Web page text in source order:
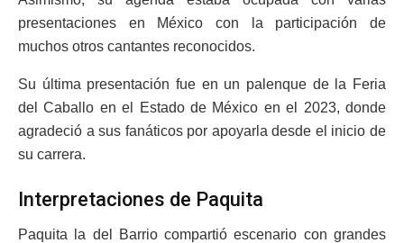
presentaciones en México con la participación de
muchos otros cantantes reconocidos.
Su última presentación fue en un palenque de la Feria
del Caballo en el Estado de México en el 2023, donde
agradeció a sus fanáticos por apoyarla desde el inicio de
su carrera.
Interpretaciones de Paquita
Paquita la del Barrio compartió escenario con grandes